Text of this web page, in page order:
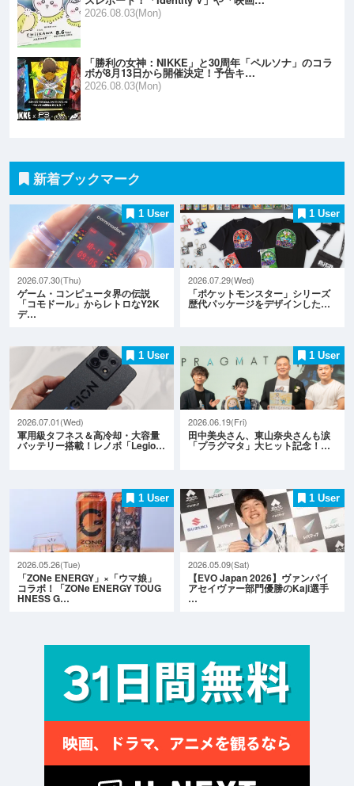
2026.08.03(Mon)
「勝利の女神：NIKKE」と30周年「ペルソナ」のコラ
ボが8月13日から開催決定！予告キ…
2026.08.03(Mon)
新着ブックマーク
1 User
2026.07.30(Thu)
ゲーム・コンピュータ界の伝説
「コモドール」からレトロなY2K
デ…
1 User
2026.07.29(Wed)
「ポケットモンスター」シリーズ
歴代パッケージをデザインした…
1 User
2026.07.01(Wed)
軍用級タフネス＆高冷却・大容量
バッテリー搭載！レノボ「Legio…
1 User
2026.06.19(Fri)
田中美央さん、東山奈央さんも涙
「プラグマタ」大ヒット記念！…
1 User
2026.05.26(Tue)
「ZONe ENERGY」×「ウマ娘」
コラボ！「ZONe ENERGY TOUG
HNESS G…
1 User
2026.05.09(Sat)
【EVO Japan 2026】ヴァンパイ
アセイヴァー部門優勝のKaji選手
…